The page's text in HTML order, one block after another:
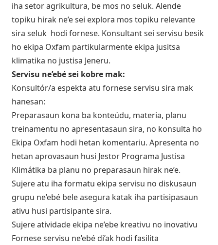
iha setor agrikultura, be mos no seluk. Alende
topiku hirak ne’e sei explora mos topiku relevante
sira seluk hodi fornese. Konsultant sei servisu besik
ho ekipa Oxfam partikularmente ekipa jusitsa
klimatika no justisa Jeneru.
Servisu ne’ebé sei kobre mak:
Konsultór/a espekta atu fornese servisu sira mak
hanesan:
Preparasaun kona ba konteúdu, materia, planu
treinamentu no apresentasaun sira, no konsulta ho
Ekipa Oxfam hodi hetan komentariu. Apresenta no
hetan aprovasaun husi Jestor Programa Justisa
Klimátika ba planu no preparasaun hirak ne’e.
Sujere atu iha formatu ekipa servisu no diskusaun
grupu ne’ebé bele asegura katak iha partisipasaun
ativu husi partisipante sira.
Sujere atividade ekipa ne’ebe kreativu no inovativu
Fornese servisu ne’ebé di’ak hodi fasilita